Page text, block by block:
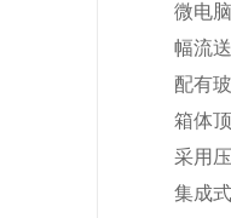
微电
幅流
配有
箱体
采用
集成